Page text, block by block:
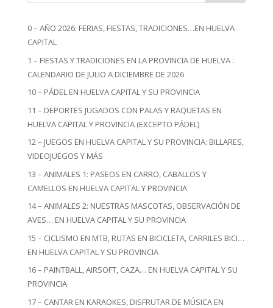
0 – AÑO 2026: FERIAS, FIESTAS, TRADICIONES…EN HUELVA
CAPITAL
1 – FIESTAS Y TRADICIONES EN LA PROVINCIA DE HUELVA :
CALENDARIO DE JULIO A DICIEMBRE DE 2026
10 – PÁDEL EN HUELVA CAPITAL Y SU PROVINCIA
11 – DEPORTES JUGADOS CON PALAS Y RAQUETAS EN
HUELVA CAPITAL Y PROVINCIA (EXCEPTO PÁDEL)
12 – JUEGOS EN HUELVA CAPITAL Y SU PROVINCIA: BILLARES,
VIDEOJUEGOS Y MÁS
13 – ANIMALES 1: PASEOS EN CARRO, CABALLOS Y
CAMELLOS EN HUELVA CAPITAL Y PROVINCIA
14 – ANIMALES 2: NUESTRAS MASCOTAS, OBSERVACIÓN DE
AVES… EN HUELVA CAPITAL Y SU PROVINCIA
15 – CICLISMO EN MTB, RUTAS EN BICICLETA, CARRILES BICI…
EN HUELVA CAPITAL Y SU PROVINCIA
16 – PAINTBALL, AIRSOFT, CAZA… EN HUELVA CAPITAL Y SU
PROVINCIA
17 – CANTAR EN KARAOKES, DISFRUTAR DE MÚSICA EN